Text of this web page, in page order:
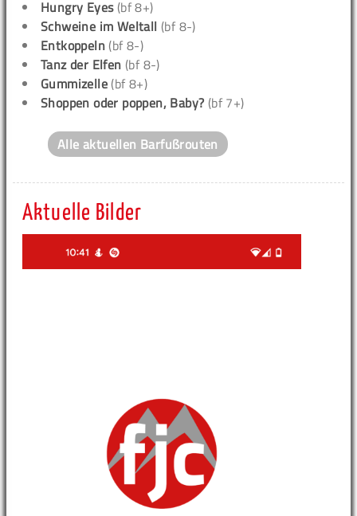
Hungry Eyes(bf 8+)
Schweine im Weltall (bf 8-)
Entkoppeln (bf 8-)
Tanz der Elfen (bf 8-)
Gummizelle (bf 8+)
Shoppen oder poppen, Baby? (bf 7+)
Alle aktuellen Barfußrouten
Aktuelle Bilder